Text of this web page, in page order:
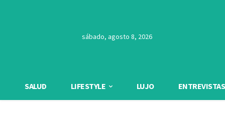
sábado, agosto 8, 2026
SALUD LIFESTYLE LUJO ENTREVISTAS